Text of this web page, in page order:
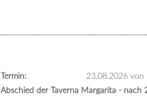
Termin: 23.08.2026 von
Abschied der Taverna Margarita - nach